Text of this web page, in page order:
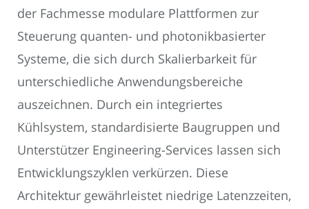
der Fachmesse modulare Plattformen zur
Steuerung quanten- und photonikbasierter
Systeme, die sich durch Skalierbarkeit für
unterschiedliche Anwendungsbereiche
auszeichnen. Durch ein integriertes
Kühlsystem, standardisierte Baugruppen und
Unterstützer Engineering-Services lassen sich
Entwicklungszyklen verkürzen. Diese
Architektur gewährleistet niedrige Latenzzeiten,